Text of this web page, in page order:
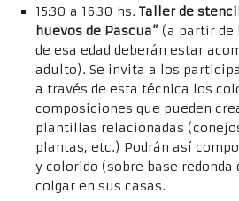
15:30 a 16:30 hs. Taller de stencil
huevos de Pascua” (a partir de
de esa edad deberán estar
adulto). Se invita a los
a través de esta técnica los
composiciones que pueden
plantillas relacionadas
plantas, etc.) Podrán así
y colorido (sobre base redonda
colgar en sus casas.